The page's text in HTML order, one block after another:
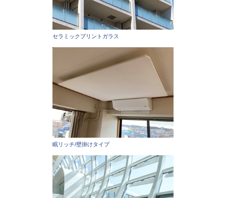
セラミックプリントガラス
眠リッチ/壁掛けタイプ